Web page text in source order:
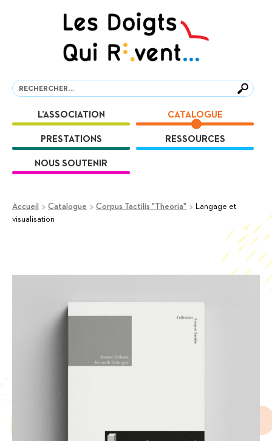
Recherche
Recherche
L’ASSOCIATION CATALOGUE
PRESTATIONS RESSOURCES
NOUS SOUTENIR
Accueil Catalogue Corpus Tactilis "Theoria"
Langage et
visualisation